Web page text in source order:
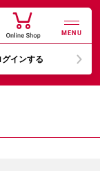
MENU
グインする